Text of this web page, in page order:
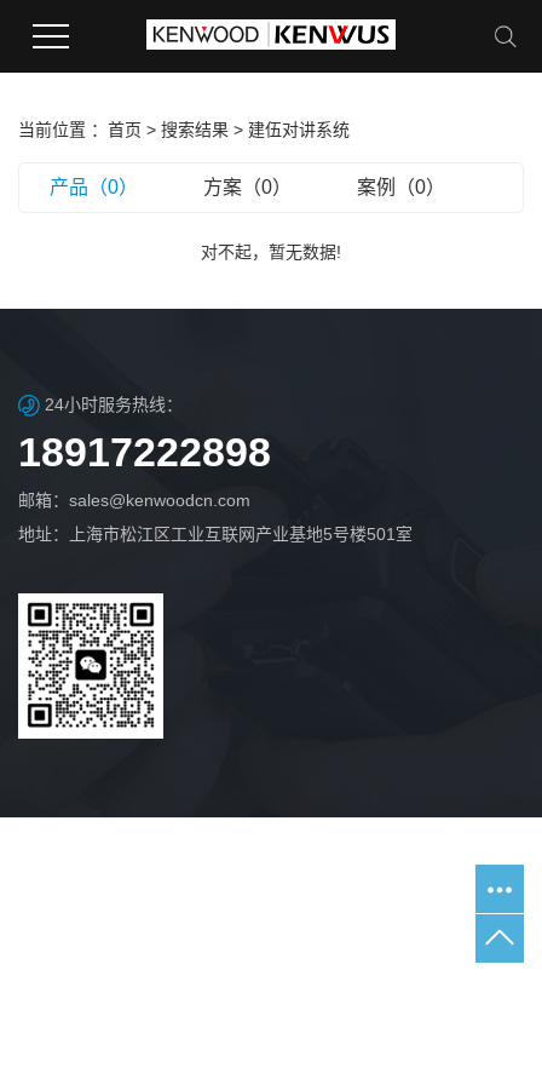
当前位置 ： 首页 > 搜索结果 > 建伍对讲系统
产品（0） 方案（0） 案例（0）
对不起，暂无数据!
24小时服务热线：
18917222898
邮箱：sales@kenwoodcn.com
地址：上海市松江区工业互联网产业基地5号楼501室